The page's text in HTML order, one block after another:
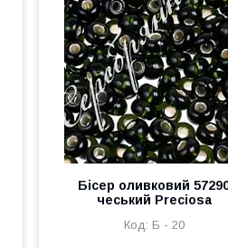
Бісер оливковий
чеський Preciosa
Б - 20